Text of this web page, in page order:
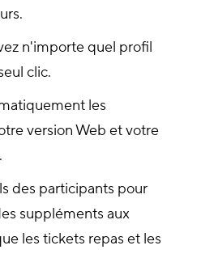
n'importe quel profil
clic.
les
version Web et votre
des participants pour
suppléments aux
les tickets repas et les